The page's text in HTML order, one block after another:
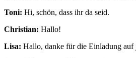
Toni: Hi, schön, dass ihr da seid.
Christian: Hallo!
Lisa: Hallo, danke für die Einladung auf